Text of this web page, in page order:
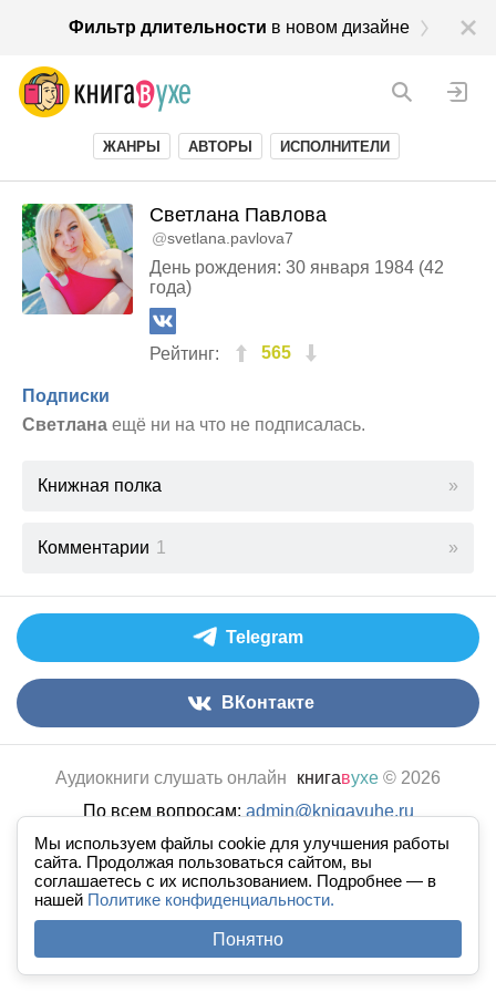
Мы используем файлы cookie для улучшения работы
сайта. Продолжая пользоваться сайтом, вы
соглашаетесь с их использованием. Подробнее — в
нашей Политике конфиденциальности.
Понятно
Фильтр длительности в новом дизайне
ЖАНРЫ АВТОРЫ ИСПОЛНИТЕЛИ
Светлана Павлова
@svetlana.pavlova7
День рождения: 30 января 1984 (42
года)
Рейтинг: 565
Подписки
Светлана ещё ни на что не подписалась.
Книжная полка
Комментарии 1
Telegram
ВКонтакте
Аудиокниги слушать онлайн книгавухе © 2026
По всем вопросам: admin@knigavuhe.ru
FAQ
· Правила сайта · Добавить книгу
·
Полная версия
· Новый дизайн